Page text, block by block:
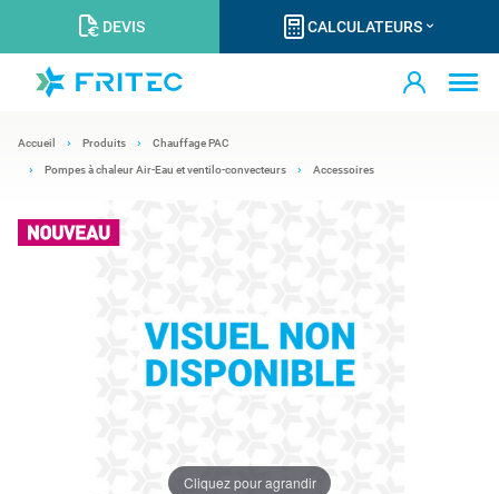
DEVIS CALCULATEURS
Accueil Produits Chauffage PAC
Pompes à chaleur Air-Eau et ventilo-convecteurs Accessoires
Cliquez pour agrandir